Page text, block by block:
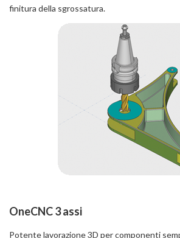
finitura della sgrossatura.
OneCNC 3 assi
Potente lavorazione 3D per componenti